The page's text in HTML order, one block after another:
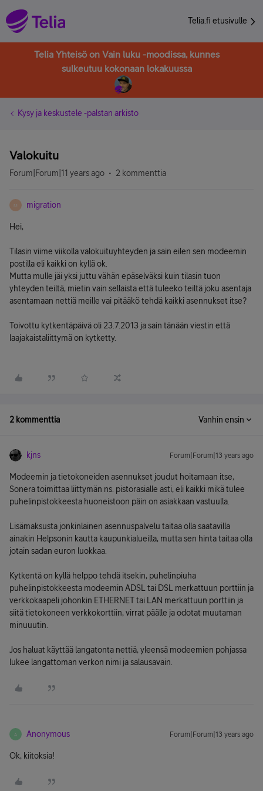
Telia.fi etusivulle
Telia Yhteisö on Vain luku -moodissa, kunnes
sulkeutuu kokonaan lokakuussa
Kysy ja keskustele -palstan arkisto
Valokuitu
Forum|Forum|11 years ago 2 kommenttia
M migration
Hei,
Tilasin viime viikolla valokuituyhteyden ja sain eilen sen modeemin
postilla eli kaikki on kyllä ok.
Mutta mulle jäi yksi juttu vähän epäselväksi kuin tilasin tuon
yhteyden teiltä, mietin vain sellaista että tuleeko teiltä joku asentaja
asentamaan nettiä meille vai pitääkö tehdä kaikki asennukset itse?
Toivottu kytkentäpäivä oli 23.7.2013 ja sain tänään viestin että
laajakaistaliittymä on kytketty.
2 kommenttia Vanhin ensin
kjns Forum|Forum|13 years ago
Modeemin ja tietokoneiden asennukset joudut hoitamaan itse,
Sonera toimittaa liittymän ns. pistorasialle asti, eli kaikki mikä tulee
puhelinpistokkeesta huoneistoon päin on asiakkaan vastuulla.
Lisämaksusta jonkinlainen asennuspalvelu taitaa olla saatavilla
ainakin Helpsonin kautta kaupunkialueilla, mutta sen hinta taitaa olla
jotain sadan euron luokkaa.
Kytkentä on kyllä helppo tehdä itsekin, puhelinpiuha
puhelinpistokkeesta modeemin ADSL tai DSL merkattuun porttiin ja
verkkokaapeli johonkin ETHERNET tai LAN merkattuun porttiin ja
siitä tietokoneen verkkokorttiin, virrat päälle ja odotat muutaman
minuuutin.
Jos haluat käyttää langatonta nettiä, yleensä modeemien pohjassa
lukee langattoman verkon nimi ja salausavain.
A Anonymous Forum|Forum|13 years ago
Ok, kiitoksia!